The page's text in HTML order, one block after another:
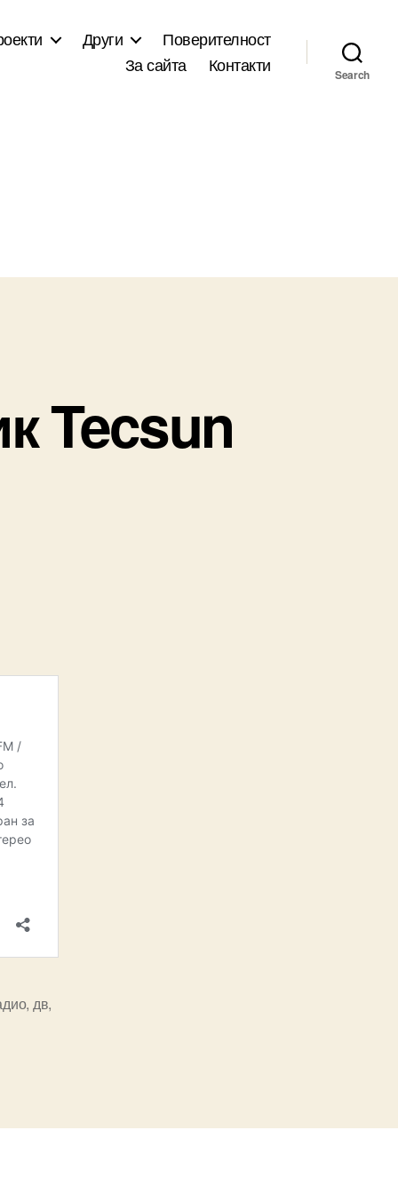
Други
Поверителност
За сайта
Контакти Search
Tecsun
, дв,